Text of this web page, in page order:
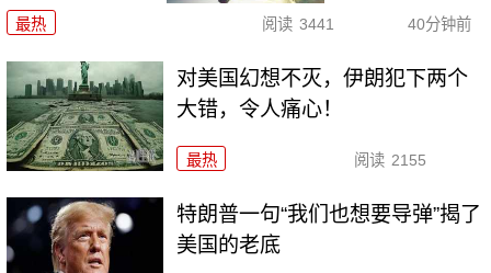
最热 阅读 3441 40分钟前
对美国幻想不灭，伊朗犯下两个
大错，令人痛心！
最热 阅读 2155
特朗普一句“我们也想要导弹”揭了
美国的老底